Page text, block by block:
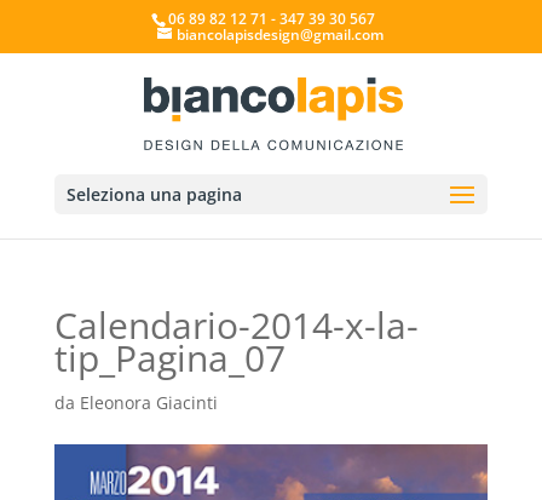
06 89 82 12 71 - 347 39 30 567
biancolapisdesign@gmail.com
Seleziona una pagina
Calendario-2014-x-la-
tip_Pagina_07
da Eleonora Giacinti